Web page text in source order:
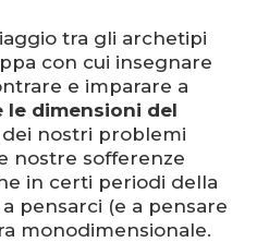
tra gli archetipi
con cui insegnare
e imparare a
dimensioni del
nostri problemi
nostre sofferenze
in certi periodi della
pensarci (e a pensare
monodimensionale.